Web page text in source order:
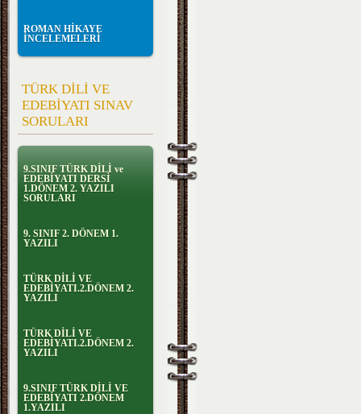
ROMAN HİKAYE
İNCELEMELERİ
TÜRK DİLİ VE
EDEBİYATI SINAV
SORULARI
9.SINIF TÜRK DİLİ ve
EDEBİYATI DERSİ
1.DÖNEM 2. YAZILI
SORULARI
9. SINIF 2. DÖNEM 1.
YAZILI
TÜRK DİLİ VE
EDEBİYATI.2.DÖNEM 2.
YAZILI
TÜRK DİLİ VE
EDEBİYATI.2.DÖNEM 2.
YAZILI
9.SINIF TÜRK DİLİ VE
EDEBİYATI 2.DÖNEM
1.YAZILI